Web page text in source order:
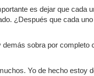
en una banqueta de
las cosas seriamente.......
esta tenga una
también de calidad,
este material
antes de
es dejar que cada
¿Después que cada
sobra por completo
Yo de hecho estoy